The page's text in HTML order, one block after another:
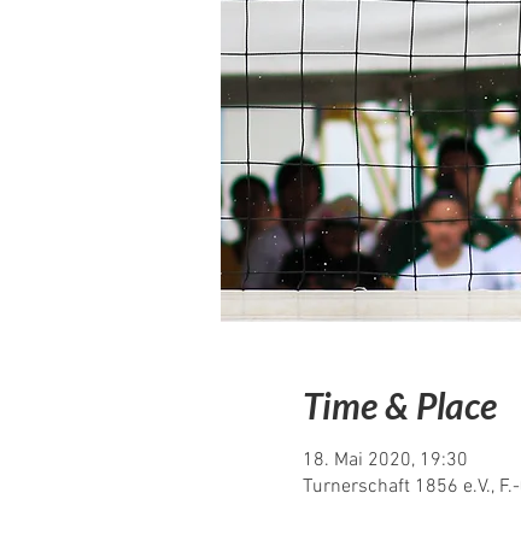
Time & Place
18. Mai 2020, 19:30
Turnerschaft 1856 e.V.,